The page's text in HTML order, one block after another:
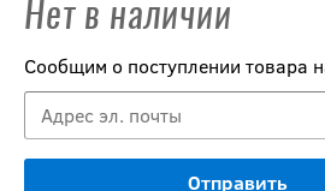
Нет в наличии
Сообщим о поступлении товара